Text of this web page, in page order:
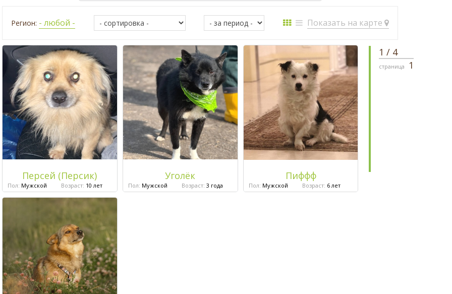
Регион: - любой - Показать на карте
Персей (Персик)
Пол: Мужской Возраст: 10 лет
Уголёк
Пол: Мужской Возраст: 3 года
Пиффф
Пол: Мужской Возраст: 6 лет
1 / 4
страница 1